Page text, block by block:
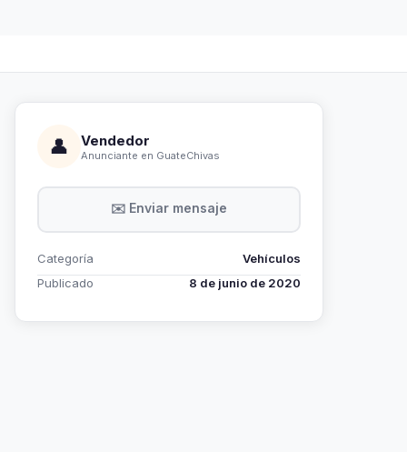
👤 Vendedor
Anunciante en GuateChivas
✉️ Enviar mensaje
Categoría
Vehículos
Publicado
8 de junio de 2020